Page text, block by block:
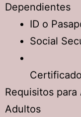
Dependientes
ID o
Social
Requisitos
Adultos